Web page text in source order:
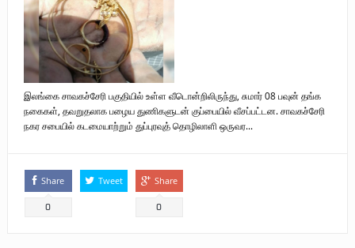
இலங்கை சாவகச்சேரி பகுதியில் உள்ள வீடொன்றிலிருந்து, சுமார் 08 பவுன் தங்க
நகைகள், தவறுதலாக பழைய துணிகளுடன் குப்பையில் வீசப்பட்டன. சாவகச்சேரி
நகர சபையில் கடமையாற்றும் துப்புரவுத் தொழிலாளி ஒருவர...
Share
0
Tweet Share
0